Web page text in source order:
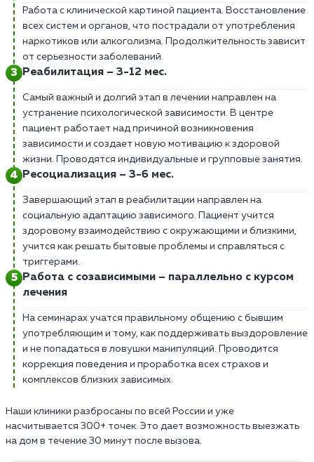
Работа с клинической картиной пациента. Восстановление
всех систем и органов, что пострадали от употребления
наркотиков или алкоголизма. Продолжительность зависит
от серьезности заболеваний.
Реабилитация – 3-12 мес.
Самый важный и долгий этап в лечении направлен на
устранение психологической зависимости. В центре
пациент работает над причиной возникновения
зависимости и создает новую мотивацию к здоровой
жизни. Проводятся индивидуальные и групповые занятия.
Ресоциализация – 3-6 мес.
Завершающий этап в реабилитации направлен на
социальную адаптацию зависимого. Пациент учится
здоровому взаимодействию с окружающими и близкими,
учится как решать бытовые проблемы и справляться с
триггерами.
Работа с созависимыми – параллельно с курсом
лечения
На семинарах учатся правильному общению с бывшим
употребляющим и тому, как поддерживать выздоровление
и не попадаться в ловушки манипуляций. Проводится
коррекция поведения и проработка всех страхов и
комплексов близких зависимых.
Наши клиники разбросаны по всей России и уже
насчитывается 300+ точек. Это дает возможность выезжать
на дом в течение 30 минут после вызова.